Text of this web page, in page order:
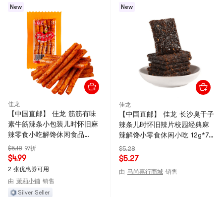
New
佳龙
【中国直邮】 佳龙 筋筋有味
素牛筋辣条小包装儿时怀旧麻
辣零食小吃解馋休闲食品
18g*5包
$5.18 97折
$4.99
2 张优惠券可用
由 茉莉小铺 销售
Silver Seller
New
佳龙
【中国直邮】 佳龙 长沙臭干子
辣条儿时怀旧辣片校园经典麻
辣解馋小零食休闲小吃 12g*7
袋
$5.28
$5.27
由 马尚嘉行商城 销售